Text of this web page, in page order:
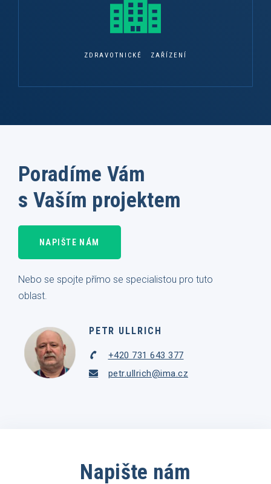
ZDRAVOTNICKÉ ZAŘÍZENÍ
Poradíme Vám
s Vaším projektem
NAPIŠTE NÁM
Nebo se spojte přímo se specialistou pro tuto
oblast.
PETR ULLRICH
+420 731 643 377
petr.ullrich@ima.cz
Napište nám